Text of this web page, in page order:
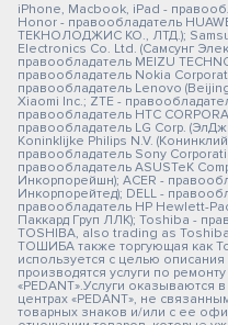
iPhone, Macbook, iPad -
Honor - правообладатель
ТЕКНОЛОДЖИС КО., ЛТД.);
Electronics Co. Ltd. (Самсунг
правообладатель MEIZU
правообладатель Nokia
правообладатель Lenovo
Xiaomi Inc.; ZTE -
правообладатель HTC
правообладатель LG Corp.
Koninklijke Philips N.V.
правообладатель Sony
правообладатель ASUSTeK
Инкорпорейшн); ACER -
Инкорпорейтед); DELL -
правообладатель HP Hewlett-
Паккард Груп ЛЛК); Toshiba -
TOSHIBA, also trading as
ТОШИБА также торгующая как
используется с целью
производятся услуги по
«PEDANT».Услуги оказываются
центрах «PEDANT», не
товарных знаков и/или с ее